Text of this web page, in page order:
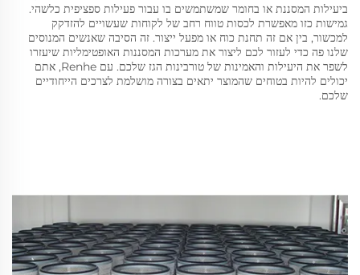
ביעילות המסננת או בחומר שמשתמשים בו עבור פעילות ספציפית כלשהי.
גמישות כזו מאפשרת לכסות טווח רחב של לקוחות שעשויים להזדקק
למכשור, בין אם זה תחנת כוח או מפעל ייצור. זה הסיבה שאנשים המנוסים
שלנו פה כדי לעזור לכם ליצור את מערכות המסננות האופטימליות שיעזרו
לשפר את היעילות והאמינות של טורבינות הגז שלכם. עם Renhe, אתם
יכולים להיות בטוחים שהמוצר יתאים בצורה מושלמת לצרכים הייחודיים
שלכם.